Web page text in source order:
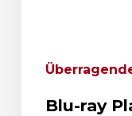
Blu-ray